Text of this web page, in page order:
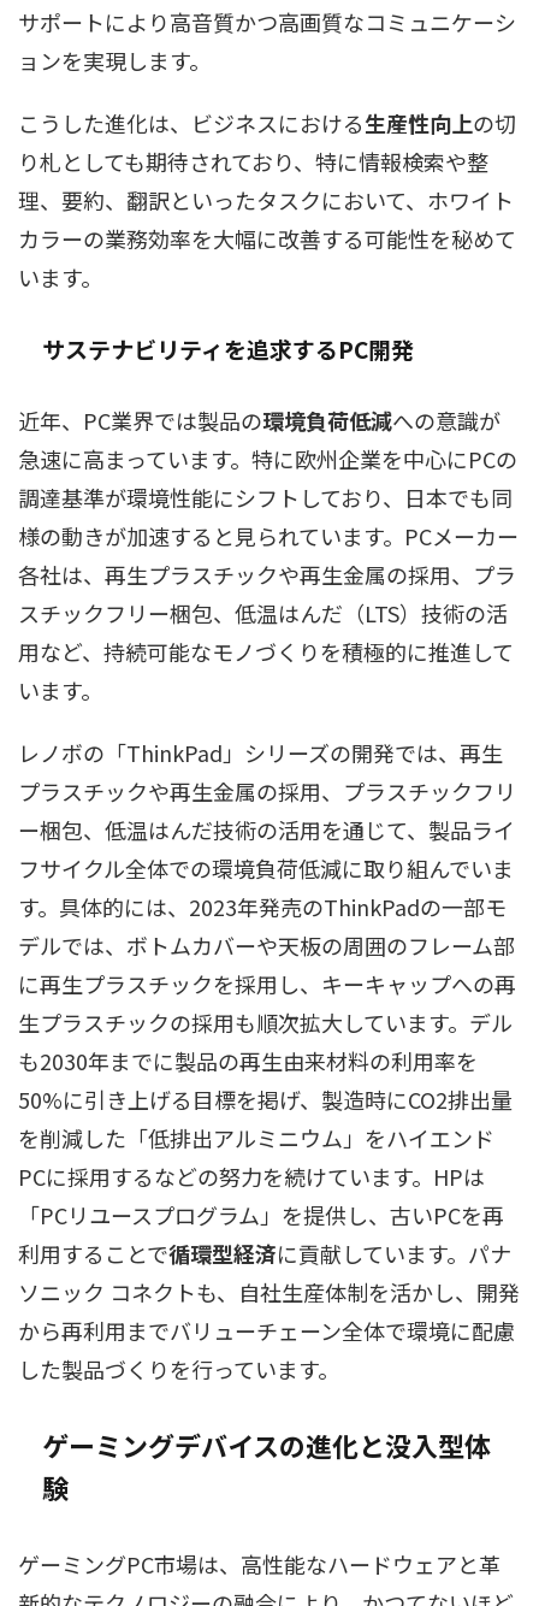
サポートにより高音質かつ高画質なコミュニケーシ
ョンを実現します。
こうした進化は、ビジネスにおける生産性向上の切
り札としても期待されており、特に情報検索や整
理、要約、翻訳といったタスクにおいて、ホワイト
カラーの業務効率を大幅に改善する可能性を秘めて
います。
サステナビリティを追求するPC開発
近年、PC業界では製品の環境負荷低減への意識が
急速に高まっています。特に欧州企業を中心にPCの
調達基準が環境性能にシフトしており、日本でも同
様の動きが加速すると見られています。PCメーカー
各社は、再生プラスチックや再生金属の採用、プラ
スチックフリー梱包、低温はんだ（LTS）技術の活
用など、持続可能なモノづくりを積極的に推進して
います。
レノボの「ThinkPad」シリーズの開発では、再生
プラスチックや再生金属の採用、プラスチックフリ
ー梱包、低温はんだ技術の活用を通じて、製品ライ
フサイクル全体での環境負荷低減に取り組んでいま
す。具体的には、2023年発売のThinkPadの一部モ
デルでは、ボトムカバーや天板の周囲のフレーム部
に再生プラスチックを採用し、キーキャップへの再
生プラスチックの採用も順次拡大しています。デル
も2030年までに製品の再生由来材料の利用率を
50%に引き上げる目標を掲げ、製造時にCO2排出量
を削減した「低排出アルミニウム」をハイエンド
PCに採用するなどの努力を続けています。HPは
「PCリユースプログラム」を提供し、古いPCを再
利用することで循環型経済に貢献しています。パナ
ソニック コネクトも、自社生産体制を活かし、開発
から再利用までバリューチェーン全体で環境に配慮
した製品づくりを行っています。
ゲーミングデバイスの進化と没入型体
験
ゲーミングPC市場は、高性能なハードウェアと革